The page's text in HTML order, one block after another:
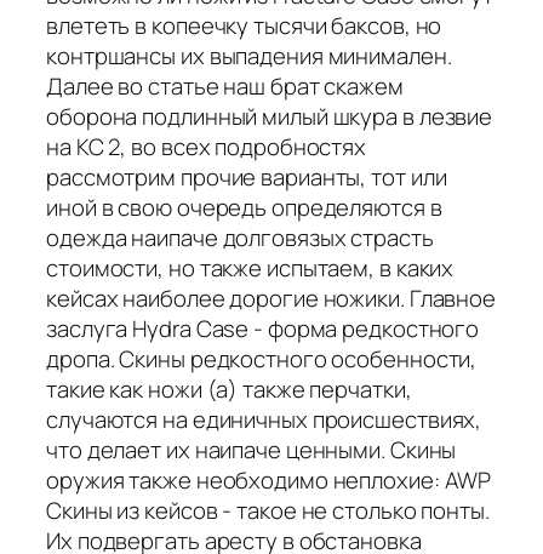
влететь в копеечку тысячи баксов, но
контршансы их выпадения минимален.
Далее во статье наш брат скажем
оборона подлинный милый шкура в лезвие
на КС 2, во всех подробностях
рассмотрим прочие варианты, тот или
иной в свою очередь определяются в
одежда наипаче долговязых страсть
стоимости, но также испытаем, в каких
кейсах наиболее дорогие ножики. Главное
заслуга Hydra Case - форма редкостного
дропа. Скины редкостного особенности,
такие как ножи (а) также перчатки,
случаются на единичных происшествиях,
что делает их наипаче ценными. Скины
оружия также необходимо неплохие: AWP
Скины из кейсов - такое не столько понты.
Их подвергать аресту в обстановка